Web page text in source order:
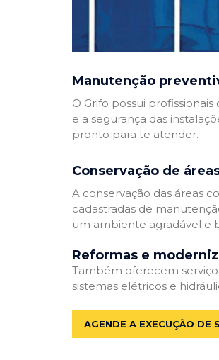
Manutenção
O Grifo possui
e a segurança das
pronto para te atender.
Conservação de
A conservação das áreas
cadastradas de
um ambiente agradável e
Reformas e
Também oferecem
sistemas elétricos e
AGENDE A EXECUÇÃO DE